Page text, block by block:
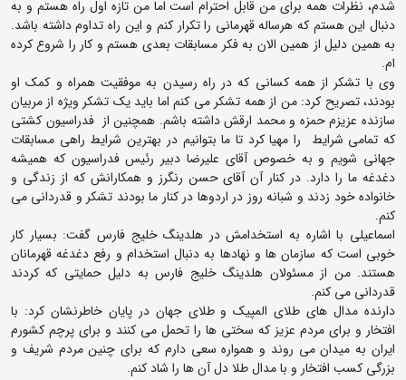
شدم، نظرات همه برای من قابل احترام است اما من تازه اول راه هستم و به
دنبال این هستم که هرساله قهرمانی را تکرار کنم و این راه تداوم داشته باشد.
به همین دلیل از همین الان به فکر مسابقات بعدی هستم و کار را شروع کرده
ام.
وی با تشکر از همه کسانی که در راه رسیدن به موفقیت همراه و کمک او
بودند، تصریح کرد: من از همه تشکر می کنم اما باید یک تشکر ویژه از مربیان
سازنده عزیزم حمزه و محمد ارقش داشته باشم. همچنین از فدراسیون کشتی
که تمامی شرایط را مهیا کرد تا ما بتوانیم در بهترین شرایط راهی مسابقات
جهانی شویم و به خصوص آقای علیرضا دبیر رئیس فدراسیون که همیشه
دغدغه ما را دارد. در کنار آن آقای حسن رنگرز و همکارانش که از زندگی و
خانواده خود زدند و شبانه روز در اردوها در کنار ما بودند تشکر و قدردانی می
کنم.
اسماعیلی با اشاره به استخدامش در هلدینگ خلیج فارس گفت: بسیار کار
خوبی است که سازمان ها و نهادها به دنبال استخدام و رفع دغدغه قهرمانان
هستند. من از مسئولان هلدینگ خلیج فارس به دلیل حمایتی که کردند
قدردانی می کنم.
دارنده مدال های طلای المپیک و طلای جهان در پایان خاطرنشان کرد: با
افتخار و برای مردم عزیز که سختی ها را تحمل می کنند و برای پرچم کشورم
ایران به میدان می روند و همواره سعی دارم که برای چنین مردم شریف و
بزرگی کسب افتخار و با مدال طلا دل آن ها را شاد کنم.